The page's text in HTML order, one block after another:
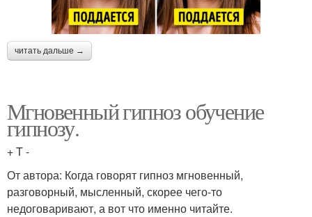
читать дальше →
Мгновенный гипноз обучение
гипнозу.
+ T -
От автора: Когда говорят гипноз мгновенный,
разговорный, мысленный, скорее чего-то
недоговаривают, а вот что именно читайте.